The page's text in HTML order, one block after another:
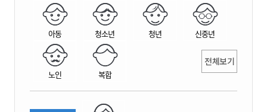
아동 청소년 청년 신중년
노인 복합
전체보기